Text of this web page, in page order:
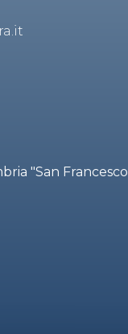
"San Francesco